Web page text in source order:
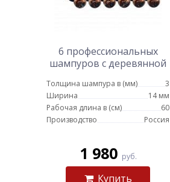
6 профессиональных
шампуров с деревянной
60см
Толщина шампура в (мм)
3
Ширина
14 мм
Рабочая длина в (см)
60
Производство
Россия
1 980 руб.
Купить